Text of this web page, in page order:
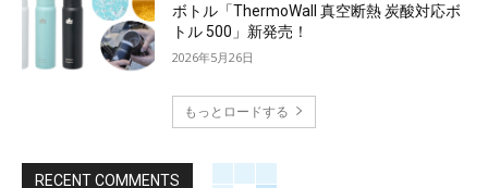
ボトル「ThermoWall 真空断熱 炭酸対応ボ
トル 500」新発売！
2026年5月26日
もっとロードする
RECENT COMMENTS